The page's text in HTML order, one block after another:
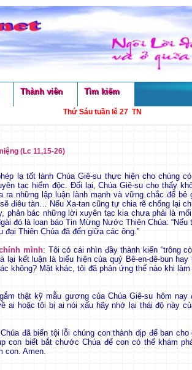
Thành viên Tìm kiếm
Thứ Sáu tuần lễ 27 TN
(Lc 11,15-26)
lạ tốt lành Chúa Giê-su thực hiện cho chúng
tạc hiểm độc. Đối lại, Chúa Giê-su cho thấy
ra những lập luận lành mạnh và vững chắc để bẻ
điêu tàn… Nếu Xa-tan cũng tự chia rẽ chống lại
phản bác những lời xuyên tạc kia chưa phải là
đó là loan báo Tin Mừng Nước Thiên Chúa: “Nếu
Thiên Chúa đã đến giữa các ông.”
mình: Tôi có cái nhìn đầy thành kiến “trông
lại kết luận là biểu hiện của quỷ Bê-en-dê-bun
không? Mặt khác, tôi đã phản ứng thế nào khi
thật kỹ mẫu gương của Chúa Giê-su hôm
ai hoặc tôi bị ai nói xấu hãy nhớ lại thái độ này
đã biến tội lỗi chúng con thành dịp để ban
con biết bắt chước Chúa để con có thể khám
con. Amen.